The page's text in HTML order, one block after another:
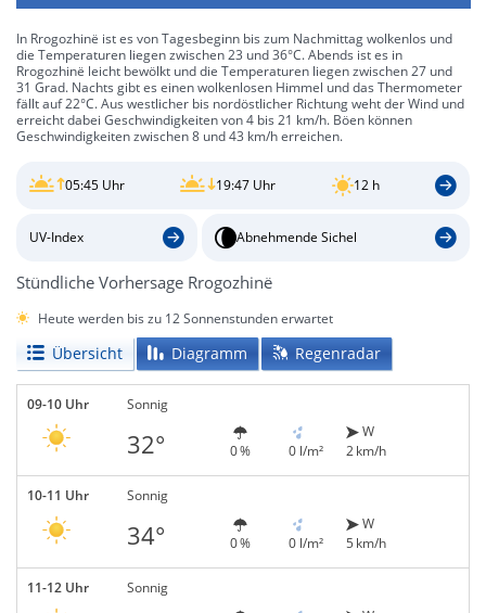
In Rrogozhinë ist es von Tagesbeginn bis zum Nachmittag wolkenlos und
die Temperaturen liegen zwischen 23 und 36°C. Abends ist es in
Rrogozhinë leicht bewölkt und die Temperaturen liegen zwischen 27 und
31 Grad. Nachts gibt es einen wolkenlosen Himmel und das Thermometer
fällt auf 22°C. Aus westlicher bis nordöstlicher Richtung weht der Wind und
erreicht dabei Geschwindigkeiten von 4 bis 21 km/h. Böen können
Geschwindigkeiten zwischen 8 und 43 km/h erreichen.
05:45 Uhr 19:47 Uhr 12 h
UV-Index Abnehmende Sichel
Stündliche Vorhersage Rrogozhinë
Heute werden bis zu 12 Sonnenstunden erwartet
Übersicht Diagramm Regenradar
09-10 Uhr Sonnig
32° 0 % 0 l/m²
W
2 km/h
10-11 Uhr Sonnig
34° 0 % 0 l/m²
W
5 km/h
11-12 Uhr Sonnig